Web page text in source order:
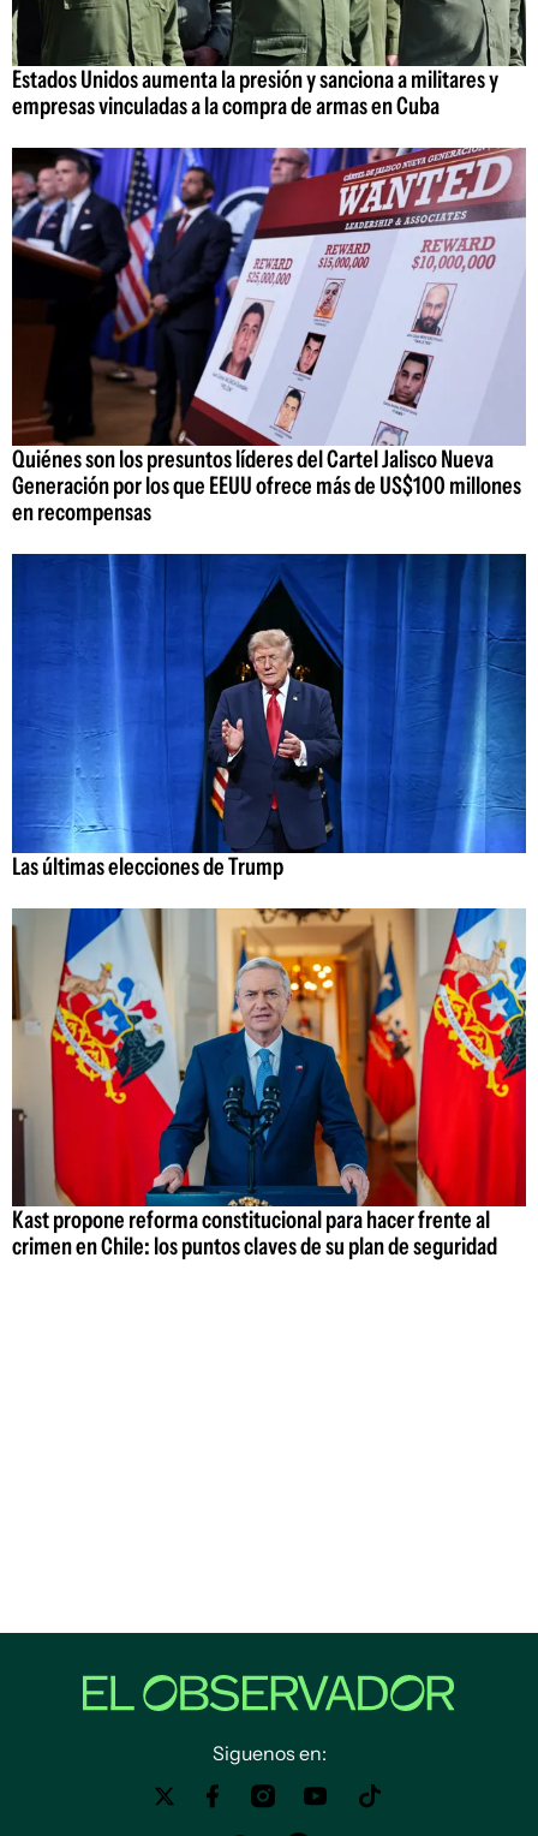
Estados Unidos aumenta la presión y sanciona a militares y
empresas vinculadas a la compra de armas en Cuba
Quiénes son los presuntos líderes del Cartel Jalisco Nueva
Generación por los que EEUU ofrece más de US$100 millones
en recompensas
Las últimas elecciones de Trump
Kast propone reforma constitucional para hacer frente al
crimen en Chile: los puntos claves de su plan de seguridad
Siguenos en: